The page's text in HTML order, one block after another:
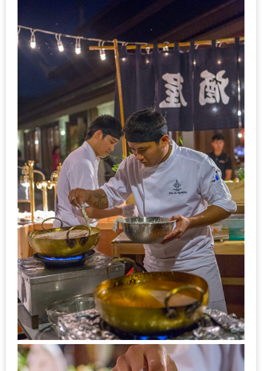
คุณ
แม่
2560
สบาย
ใจ๋…
สไตล์
นิมมาน
(ดี
คอน
โด
นิม)
เชียงใหม่
ส่วนลด
พิเศษ
ร้าน
อาหาร
ใน
เชียงใหม่